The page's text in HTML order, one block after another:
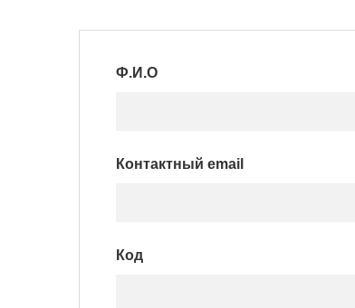
Ф.И.О
Контактный email
Код